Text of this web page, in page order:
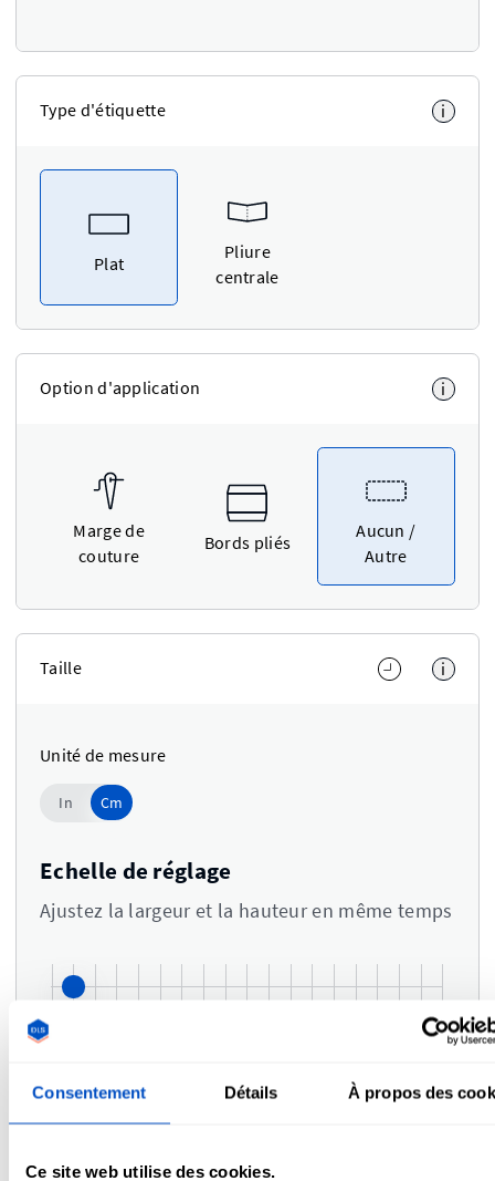
Consentement Détails À propos des
Ce site web utilise des cookies.
Type d'étiquette i
Plat
Pliure
centrale
Option d'application i
Marge de
couture
Bords pliés
Aucun /
Autre
Taille i
Unité de mesure
In Cm
Use setting
Cm
Echelle de réglage
Ajustez la largeur et la hauteur en même temps